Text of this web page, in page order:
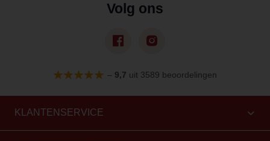
Volg ons
– 9,7 uit 3589 beoordelingen
KLANTENSERVICE